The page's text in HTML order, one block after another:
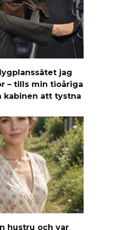
jag
– tills min tioåriga
kabinen att tystna
hustru och var